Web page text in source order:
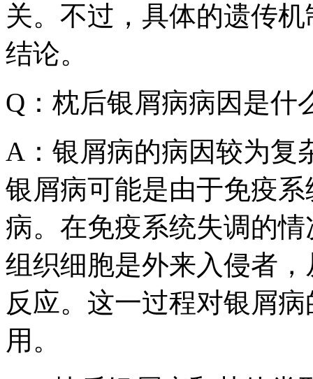
关。不过，具体的遗传
结论。
Q：枕后银屑病病因是什
A：银屑病的病因较为复
银屑病可能是由于免疫
病。在免疫系统失调的
组织细胞是外来入侵者
反应。这一过程对银屑
用。